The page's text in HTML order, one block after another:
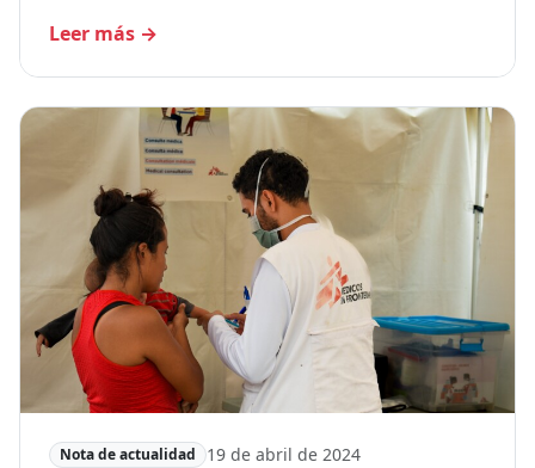
Leer más →
Nota de actualidad 19 de abril de 2024